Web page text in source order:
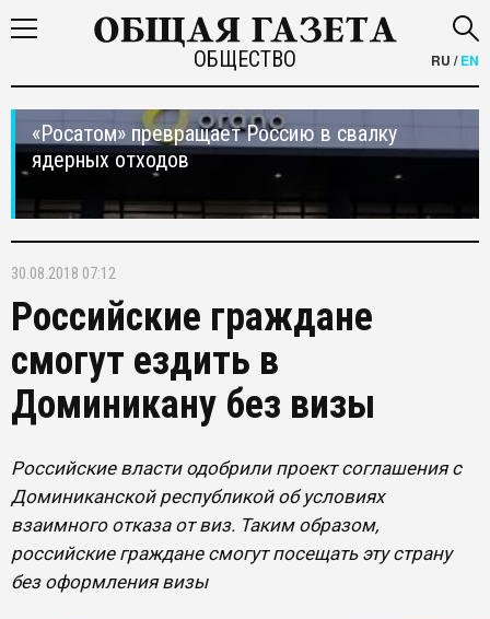
ОБЩЕСТВО RU /EN
«Росатом» превращает Россию в свалку
ядерных отходов
30.08.2018 07:12
Российские граждане
смогут ездить в
Доминикану без визы
Российские власти одобрили проект соглашения с
Доминиканской республикой об условиях
взаимного отказа от виз. Таким образом,
российские граждане смогут посещать эту страну
без оформления визы